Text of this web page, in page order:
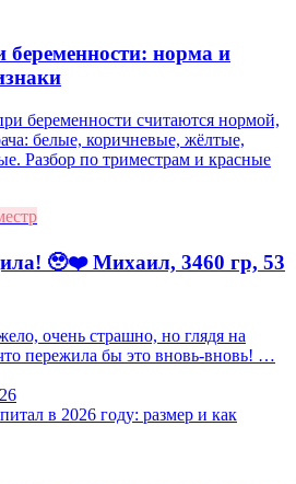
беременности: норма и
беременности считаются нормой,
белые, коричневые, жёлтые,
Разбор по триместрам и красные
🥹❤️ Михаил, 3460 гр, 53
очень страшно, но глядя на
пережила бы это вновь-вновь! …